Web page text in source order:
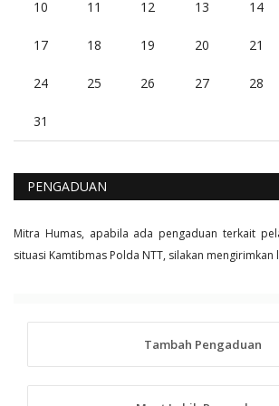
10 11 12 13 14
17 18 19 20 21
24 25 26 27 28
31
PENGADUAN
Mitra Humas, apabila ada pengaduan terkait
situasi Kamtibmas Polda NTT, silakan mengirimkan
Tambah Pengaduan